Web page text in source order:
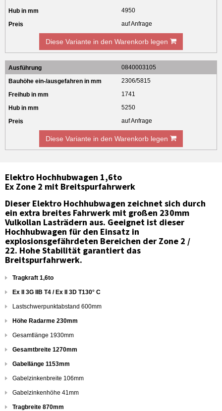
4950
auf Anfrage
Diese Variante in den Warenkorb legen
0840003105
2306/5815
1741
5250
auf Anfrage
Diese Variante in den Warenkorb legen
Elektro Hochhubwagen 1,6to
Ex Zone 2 mit Breitspurfahrwerk
Dieser Elektro Hochhubwagen zeichnet sich durch
ein extra breites Fahrwerk mit großen 230mm
Vulkollan Lasträdern aus. Geeignet ist dieser
Hochhubwagen für den Einsatz in
explosionsgefährdeten Bereichen der Zone 2 /
22. Hohe Stabilität garantiert das
Breitspurfahrwerk.
Tragkraft 1,6to
Ex II 3G IIB T4 / Ex II 3D T130° C
Lastschwerpunktabstand 600mm
Höhe Radarme 230mm
Gesamtlänge 1930mm
Gesamtbreite 1270mm
Gabellänge 1153mm
Gabelzinkenbreite 106mm
Gabelzinkenhöhe 41mm
Tragbreite 870mm